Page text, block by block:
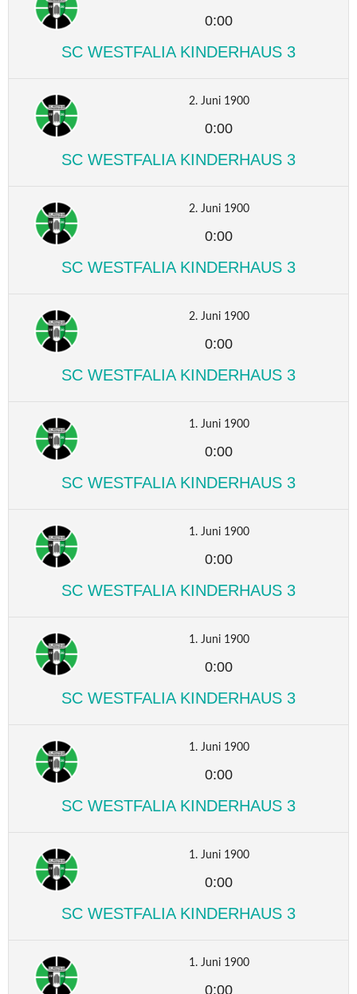
0:00
SC WESTFALIA KINDERHAUS 3
2. Juni 1900
0:00
SC WESTFALIA KINDERHAUS 3
2. Juni 1900
0:00
SC WESTFALIA KINDERHAUS 3
2. Juni 1900
0:00
SC WESTFALIA KINDERHAUS 3
1. Juni 1900
0:00
SC WESTFALIA KINDERHAUS 3
1. Juni 1900
0:00
SC WESTFALIA KINDERHAUS 3
1. Juni 1900
0:00
SC WESTFALIA KINDERHAUS 3
1. Juni 1900
0:00
SC WESTFALIA KINDERHAUS 3
1. Juni 1900
0:00
SC WESTFALIA KINDERHAUS 3
1. Juni 1900
0:00